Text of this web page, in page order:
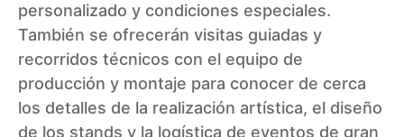
personalizado y condiciones especiales.
También se ofrecerán visitas guiadas y
recorridos técnicos con el equipo de
producción y montaje para conocer de cerca
los detalles de la realización artística, el diseño
de los stands y la logística de eventos de gran